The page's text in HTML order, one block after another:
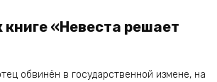
книге «Невеста решает
обвинён в государственной измене, на